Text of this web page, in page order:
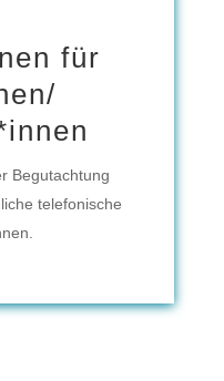
für
Begutachtung
telefonische